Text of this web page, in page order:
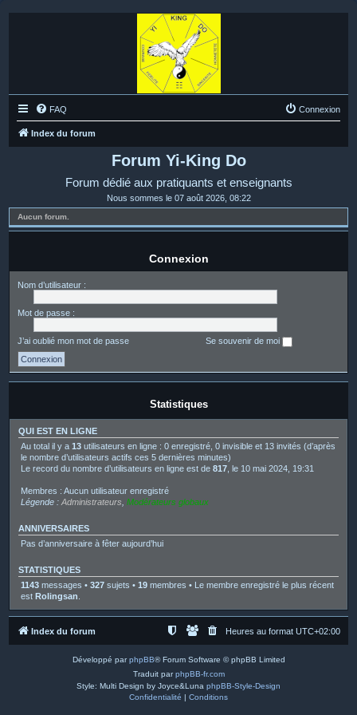
FAQ Connexion
Index du forum
Forum Yi-King Do
Forum dédié aux pratiquants et enseignants
Nous sommes le 07 août 2026, 08:22
Aucun forum.
Connexion
Nom d’utilisateur :
Mot de passe :
J’ai oublié mon mot de passe Se souvenir de moi
Statistiques
QUI EST EN LIGNE
Au total il y a 13 utilisateurs en ligne : 0 enregistré, 0 invisible et 13 invités (d’après
le nombre d’utilisateurs actifs ces 5 dernières minutes)
Le record du nombre d’utilisateurs en ligne est de 817 , le 10 mai 2024, 19:31
Membres : Aucun utilisateur enregistré
Légende : Administrateurs Modérateurs globaux
ANNIVERSAIRES
Pas d’anniversaire à fêter aujourd’hui
STATISTIQUES
1143 messages • 327 sujets • 19 membres • Le membre enregistré le plus récent
est Rolingsan
Index du forum Heures au format UTC+02:00
Développé parphpBB® Forum Software © phpBB Limited
Traduit parphpBB-fr.com
Style: Multi Design by Joyce&Luna phpBB-Style-Design
Confidentialité | Conditions